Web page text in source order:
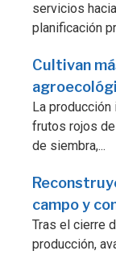
servicios
planificación
Cultivan
La
frutos rojos
de siembra,...
campo y
Tras el cierre
producción,